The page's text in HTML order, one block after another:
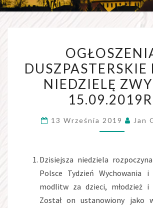
NA
XIV
NIEDZIELĘ
NIEDZIELĘ
13 Września 2019 Jan
Dzisiejsza niedziela
Polsce Tydzień Wychowania
modlitw za dzieci, młodzież i
Został on ustanowiony jako